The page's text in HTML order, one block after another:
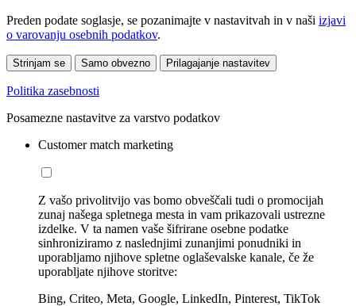
Preden podate soglasje, se pozanimajte v nastavitvah in v naši izjavi
o varovanju osebnih podatkov.
Strinjam se Samo obvezno Prilagajanje nastavitev
Politika zasebnosti
Posamezne nastavitve za varstvo podatkov
Customer match marketing
Z vašo privolitvijo vas bomo obveščali tudi o promocijah
zunaj našega spletnega mesta in vam prikazovali ustrezne
izdelke. V ta namen vaše šifrirane osebne podatke
sinhroniziramo z naslednjimi zunanjimi ponudniki in
uporabljamo njihove spletne oglaševalske kanale, če že
uporabljate njihove storitve:
Bing, Criteo, Meta, Google, LinkedIn, Pinterest, TikTok